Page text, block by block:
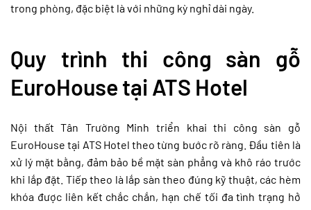
trong phòng, đặc biệt là với những kỳ nghỉ dài ngày.
Quy trình thi công sàn gỗ
EuroHouse tại ATS Hotel
Nội thất Tân Trường Minh triển khai thi công sàn gỗ
EuroHouse tại ATS Hotel theo từng bước rõ ràng. Đầu tiên là
xử lý mặt bằng, đảm bảo bề mặt sàn phẳng và khô ráo trước
khi lắp đặt. Tiếp theo là lắp sàn theo đúng kỹ thuật, các hèm
khóa được liên kết chắc chắn, hạn chế tối đa tình trạng hở